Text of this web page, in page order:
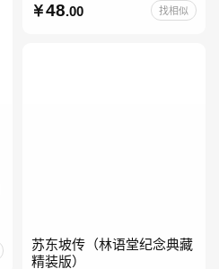
48.00 找相似
苏东坡传（林语堂纪念典藏
精装版）